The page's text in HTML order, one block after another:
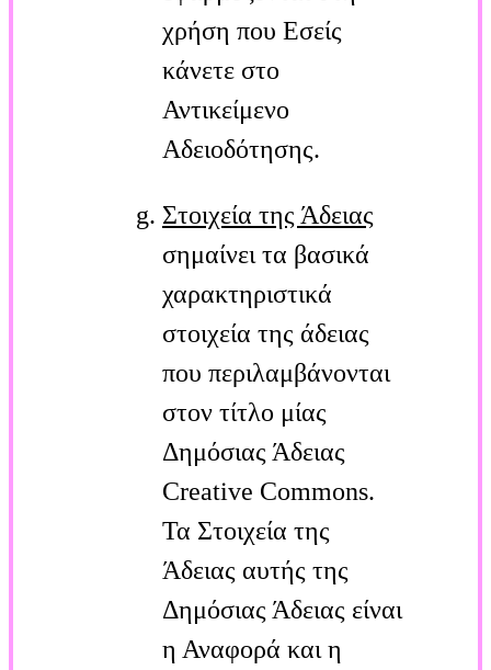
χρήση που Εσείς
κάνετε στο
Αντικείμενο
Αδειοδότησης.
Στοιχεία της Άδειας
σημαίνει τα βασικά
χαρακτηριστικά
στοιχεία της άδειας
που περιλαμβάνονται
στον τίτλο μίας
Δημόσιας Άδειας
Creative Commons.
Τα Στοιχεία της
Άδειας αυτής της
Δημόσιας Άδειας είναι
η Αναφορά και η